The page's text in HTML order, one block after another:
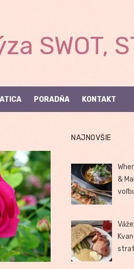
SWOT,
PORADŇA KONTAKT
NAJNOVŠIE
&